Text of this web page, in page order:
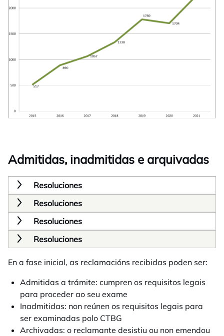
Admitidas, inadmitidas e arquivadas
Resoluciones
Resoluciones
Resoluciones
Resoluciones
En a fase inicial, as reclamacións recibidas poden ser:
Admitidas a trámite: cumpren os requisitos legais
para proceder ao seu exame
Inadmitidas: non reúnen os requisitos legais para
ser examinadas polo CTBG
Archivadas: o reclamante desistiu ou non emendou